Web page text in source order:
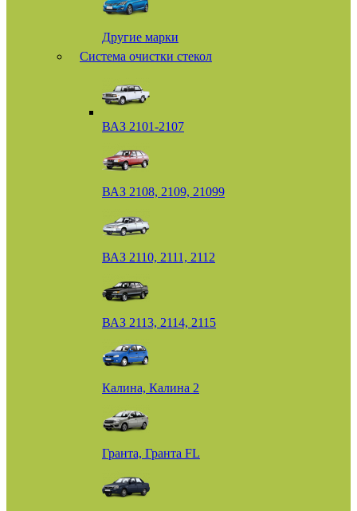
Другие марки
Система очистки стекол
ВАЗ 2101-2107
ВАЗ 2108, 2109, 21099
ВАЗ 2110, 2111, 2112
ВАЗ 2113, 2114, 2115
Калина, Калина 2
Гранта, Гранта FL